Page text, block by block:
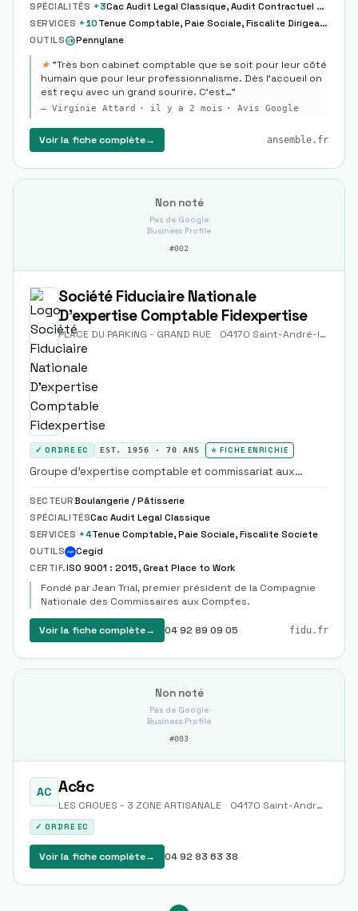
SPÉCIALITÉS +3
Cac Audit Legal Classique, Audit Contractuel Due Diligence Ma
SERVICES + 10
Tenue Comptable, Paie Sociale, Fiscalite Dirigeant
OUTILS
Pennylane
★ "Très bon cabinet comptable que se soit pour leur côté
humain que pour leur professionnalisme. Dès l’accueil on
est reçu avec un grand sourire. C’est…"
— Virginie Attard · il y a 2 mois · Avis Google
Voir la fiche complète→ ansemble.fr
Non noté
Pas de Google
Business Profile
#002
Société Fiduciaire Nationale
D'expertise Comptable Fidexpertise
PLACE DU PARKING - GRAND RUE · 04170 Saint-André-les-Alpes
✓ ORDRE EC EST. 1956 ·70 ANS ⭐ FICHE ENRICHIE
Groupe d'expertise comptable et commissariat aux
comptes national, alliant la force d'un grand groupe à la
proximité d'un cabinet régional.
SECTEURBoulangerie / Pâtisserie
SPÉCIALITÉSCac Audit Legal Classique
SERVICES +4Tenue Comptable, Paie Sociale, Fiscalite Societe
OUTILS
Cegid
CERTIF.ISO 9001 : 2015, Great Place to Work
Fondé par Jean Trial, premier président de la Compagnie
Nationale des Commissaires aux Comptes.
Voir la fiche complète→ 04 92 89 09 05 fidu.fr
Non noté
Pas de Google
Business Profile
#003
AC Ac&c
LES CROUES - 3 ZONE ARTISANALE · 04170 Saint-André-les-Alpes
✓ ORDRE EC
Voir la fiche complète→ 04 92 83 63 38